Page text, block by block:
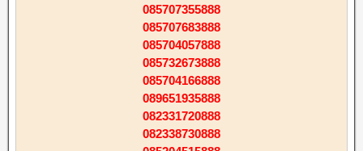
085707355888
085707683888
085704057888
085732673888
085704166888
089651935888
082331720888
082338730888